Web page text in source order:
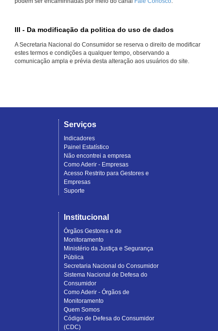
III - Da modificação da politica do uso de dados
A Secretaria Nacional do Consumidor se reserva o direito de modificar
estes termos e condições a qualquer tempo, observando a
comunicação ampla e prévia desta alteração aos usuários do site.
Serviços
Indicadores
Painel Estatístico
Não encontrei a empresa
Como Aderir - Empresas
Acesso Restrito para Gestores e
Empresas
Suporte
Institucional
Órgãos Gestores e de
Monitoramento
Ministério da Justiça e Segurança
Pública
Secretaria Nacional do Consumidor
Sistema Nacional de Defesa do
Consumidor
Como Aderir - Órgãos de
Monitoramento
Quem Somos
Código de Defesa do Consumidor
(CDC)